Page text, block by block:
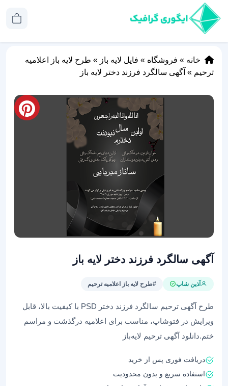
خانه » فروشگاه » فایل لایه باز » طرح لایه باز اعلامیه
ترحیم » آگهی سالگرد فرزند دختر لایه باز
آگهی سالگرد فرزند دختر لایه باز
آذین شاپ #طرح لایه باز اعلامیه ترحیم
طرح آگهی ترحیم سالگرد فرزند دختر PSD با کیفیت بالا، قابل
ویرایش در فتوشاپ، مناسب برای اعلامیه درگذشت و مراسم
ختم.دانلود آگهی ترحیم لایه‌باز
دریافت فوری پس از خرید
استفاده سریع و بدون محدودیت